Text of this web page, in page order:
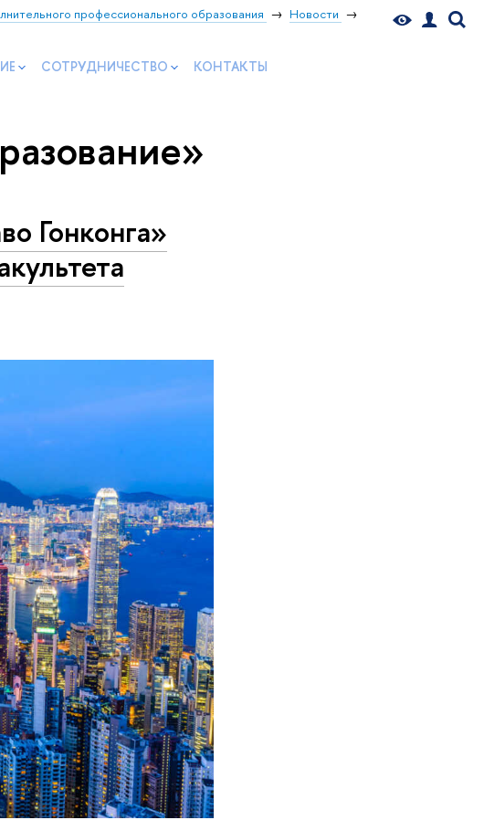
профессионального образования
Новости
СОТРУДНИЧЕСТВО КОНТАКТЫ
Гонконга»